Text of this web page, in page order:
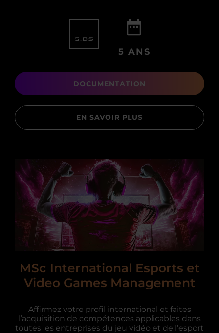
5 ANS
DOCUMENTATION
EN SAVOIR PLUS
MSc International Esports et
Video Games Management
Affirmez votre profil international et faites
l’acquisition de compétences applicables dans
toutes les entreprises du jeu vidéo et de l’esport